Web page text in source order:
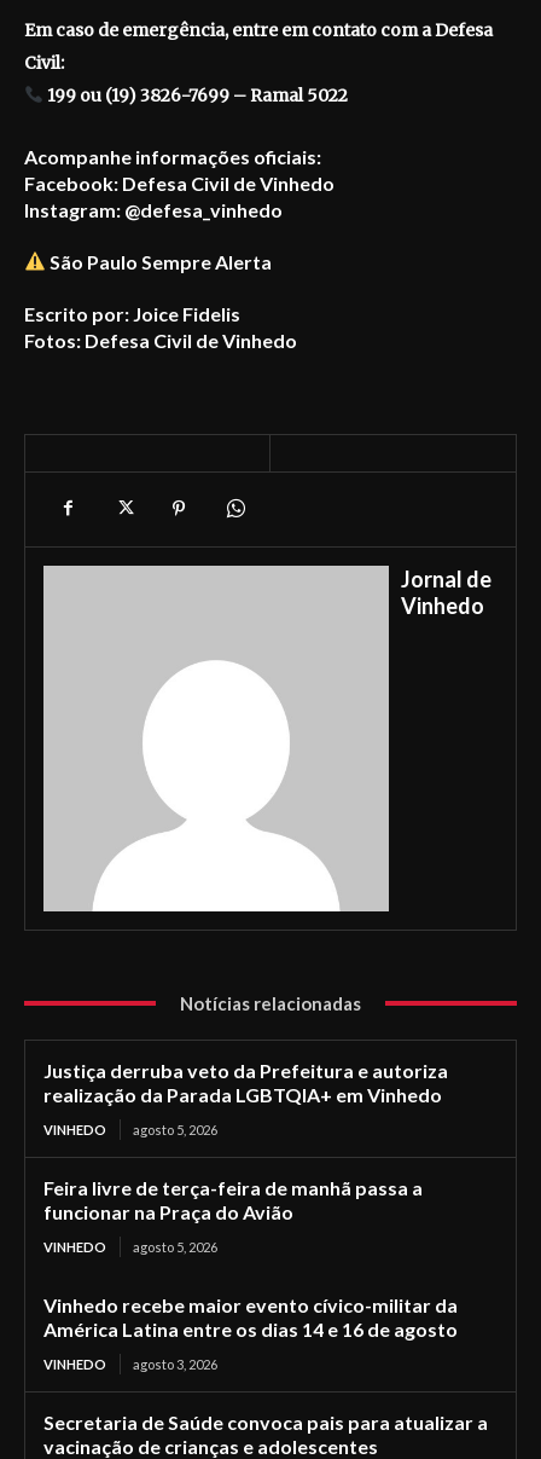
Em caso de emergência, entre em contato com a Defesa
Civil:
199 ou (19) 3826-7699 – Ramal 5022
Acompanhe informações oficiais:
Facebook: Defesa Civil de Vinhedo
Instagram: @defesa_vinhedo
São Paulo Sempre Alerta
Escrito por: Joice Fidelis
Fotos: Defesa Civil de Vinhedo
Jornal de
Vinhedo
Notícias relacionadas
Justiça derruba veto da Prefeitura e autoriza
realização da Parada LGBTQIA+ em Vinhedo
VINHEDO agosto 5, 2026
Feira livre de terça-feira de manhã passa a
funcionar na Praça do Avião
VINHEDO agosto 5, 2026
Vinhedo recebe maior evento cívico-militar da
América Latina entre os dias 14 e 16 de agosto
VINHEDO agosto 3, 2026
Secretaria de Saúde convoca pais para atualizar a
vacinação de crianças e adolescentes